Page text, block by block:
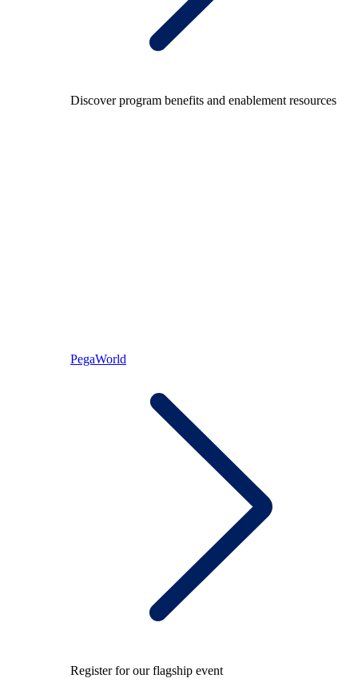
Discover program benefits and enablement resources
PegaWorld
Register for our flagship event